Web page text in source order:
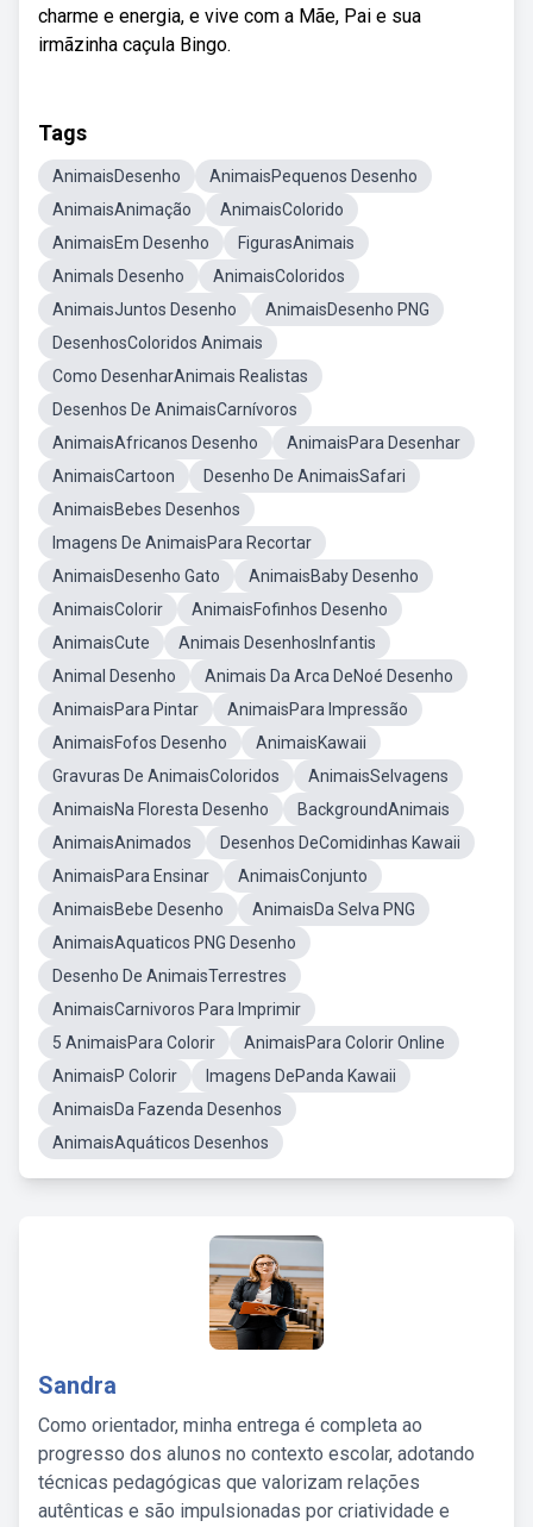
charme e energia, e vive com a Mãe, Pai e sua
irmãzinha caçula Bingo.
Tags
AnimaisDesenho
AnimaisPequenos Desenho
AnimaisAnimação
AnimaisColorido
AnimaisEm Desenho
FigurasAnimais
Animals Desenho
AnimaisColoridos
AnimaisJuntos Desenho
AnimaisDesenho PNG
DesenhosColoridos Animais
Como DesenharAnimais Realistas
Desenhos De AnimaisCarnívoros
AnimaisAfricanos Desenho
AnimaisPara Desenhar
AnimaisCartoon
Desenho De AnimaisSafari
AnimaisBebes Desenhos
Imagens De AnimaisPara Recortar
AnimaisDesenho Gato
AnimaisBaby Desenho
AnimaisColorir
AnimaisFofinhos Desenho
AnimaisCute
Animais DesenhosInfantis
Animal Desenho
Animais Da Arca DeNoé Desenho
AnimaisPara Pintar
AnimaisPara Impressão
AnimaisFofos Desenho
AnimaisKawaii
Gravuras De AnimaisColoridos
AnimaisSelvagens
AnimaisNa Floresta Desenho
BackgroundAnimais
AnimaisAnimados
Desenhos DeComidinhas Kawaii
AnimaisPara Ensinar
AnimaisConjunto
AnimaisBebe Desenho
AnimaisDa Selva PNG
AnimaisAquaticos PNG Desenho
Desenho De AnimaisTerrestres
AnimaisCarnivoros Para Imprimir
5 AnimaisPara Colorir
AnimaisPara Colorir Online
AnimaisP Colorir
Imagens DePanda Kawaii
AnimaisDa Fazenda Desenhos
AnimaisAquáticos Desenhos
Sandra
Como orientador, minha entrega é completa ao
progresso dos alunos no contexto escolar, adotando
técnicas pedagógicas que valorizam relações
autênticas e são impulsionadas por criatividade e